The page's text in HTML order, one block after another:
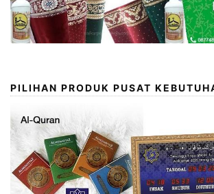
PILIHAN PRODUK PUSAT